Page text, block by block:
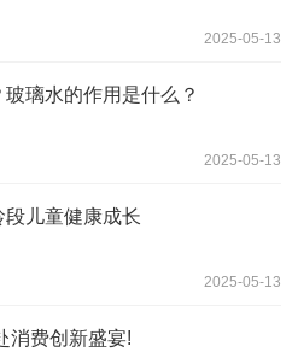
2025-05-13
璃水的作用是什么？
2025-05-13
儿童健康成长
2025-05-13
消费创新盛宴!